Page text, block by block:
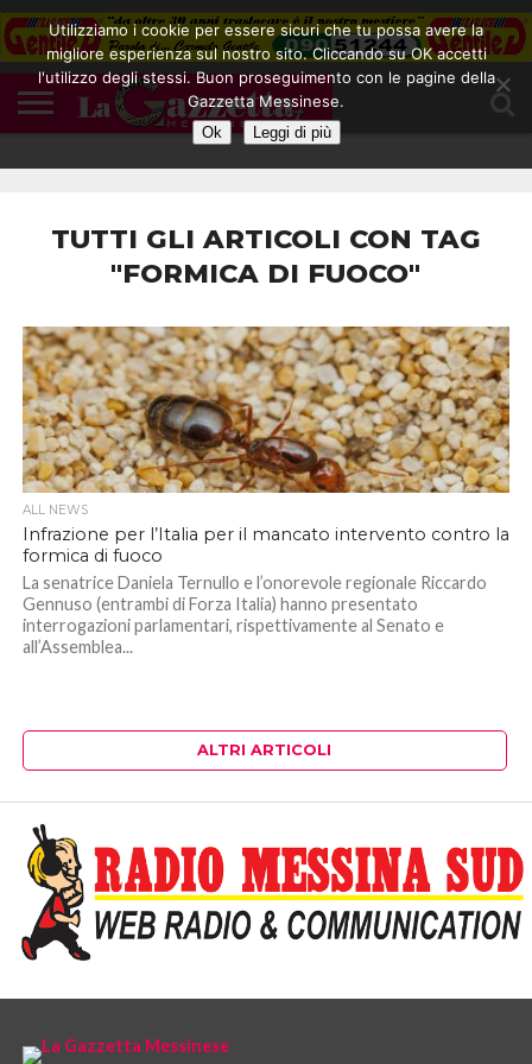
CONTATTI
COOKIE
POLICY
DIVENTA
BLOGGER
HOME
NOTE
LEGALI
TUTTI GLI ARTICOLI CON TAG
"FORMICA DI FUOCO"
ALL NEWS
Infrazione per l’Italia per il mancato intervento contro la
formica di fuoco
La senatrice Daniela Ternullo e l’onorevole regionale Riccardo
Gennuso (entrambi di Forza Italia) hanno presentato
interrogazioni parlamentari, rispettivamente al Senato e
all’Assemblea...
ALTRI ARTICOLI
Utilizziamo i cookie per essere sicuri che tu possa avere la
migliore esperienza sul nostro sito. Cliccando su OK accetti
l'utilizzo degli stessi. Buon proseguimento con le pagine della
Gazzetta Messinese.
Ok Leggi di più